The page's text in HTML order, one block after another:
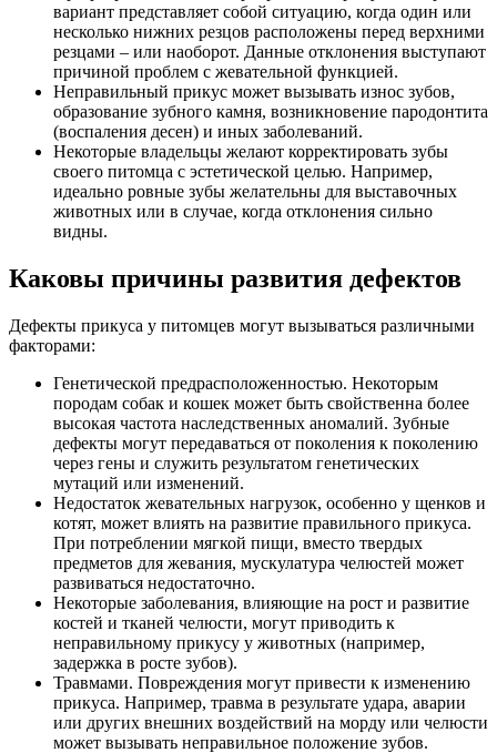
вариант представляет собой ситуацию, когда один или
несколько нижних резцов расположены перед верхними
резцами – или наоборот. Данные отклонения выступают
причиной проблем с жевательной функцией.
Неправильный прикус может вызывать износ зубов,
образование зубного камня, возникновение пародонтита
(воспаления десен) и иных заболеваний.
Некоторые владельцы желают корректировать зубы
своего питомца с эстетической целью. Например,
идеально ровные зубы желательны для выставочных
животных или в случае, когда отклонения сильно
видны.
Каковы причины развития дефектов
Дефекты прикуса у питомцев могут вызываться различными
факторами:
Генетической предрасположенностью. Некоторым
породам собак и кошек может быть свойственна более
высокая частота наследственных аномалий. Зубные
дефекты могут передаваться от поколения к поколению
через гены и служить результатом генетических
мутаций или изменений.
Недостаток жевательных нагрузок, особенно у щенков и
котят, может влиять на развитие правильного прикуса.
При потреблении мягкой пищи, вместо твердых
предметов для жевания, мускулатура челюстей может
развиваться недостаточно.
Некоторые заболевания, влияющие на рост и развитие
костей и тканей челюсти, могут приводить к
неправильному прикусу у животных (например,
задержка в росте зубов).
Травмами. Повреждения могут привести к изменению
прикуса. Например, травма в результате удара, аварии
или других внешних воздействий на морду или челюсти
может вызывать неправильное положение зубов.